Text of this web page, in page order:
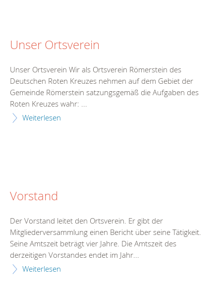
Unser Ortsverein
Unser Ortsverein Wir als Ortsverein Römerstein des
Deutschen Roten Kreuzes nehmen auf dem Gebiet der
Gemeinde Römerstein satzungsgemäß die Aufgaben des
Roten Kreuzes wahr: ...
Weiterlesen
Vorstand
Der Vorstand leitet den Ortsverein. Er gibt der
Mitgliederversammlung einen Bericht über seine Tätigkeit.
Seine Amtszeit beträgt vier Jahre. Die Amtszeit des
derzeitigen Vorstandes endet im Jahr...
Weiterlesen